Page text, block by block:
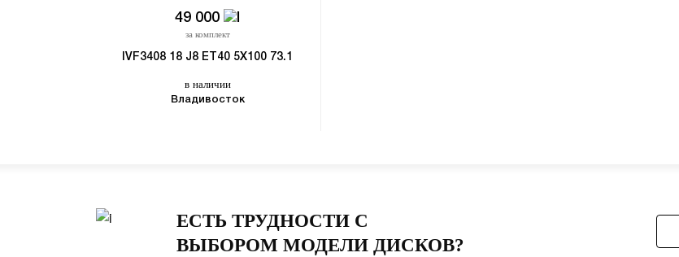
49 000
за комплект
IVF3408 18 J8 ET40 5X100 73.1
в наличии
Владивосток
ЕСТЬ ТРУДНОСТИ С
ВЫБОРОМ МОДЕЛИ ДИСКОВ?